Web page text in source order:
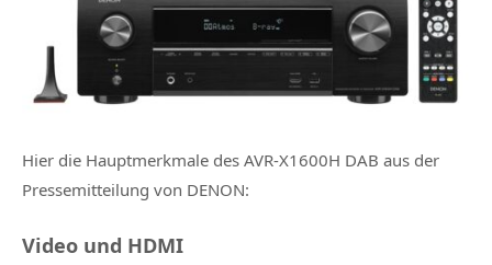
Hier die Hauptmerkmale des AVR-X1600H DAB aus der
Pressemitteilung von DENON:
Video und HDMI